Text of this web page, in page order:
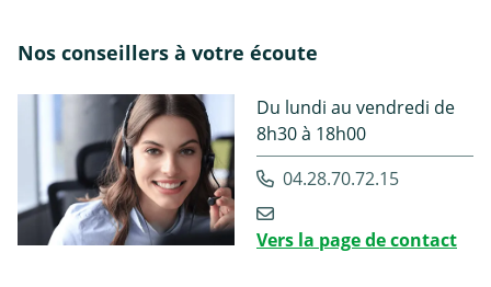
Nos conseillers à votre écoute
Du lundi au vendredi de
8h30 à 18h00
04.28.70.72.15
Vers la page de contact